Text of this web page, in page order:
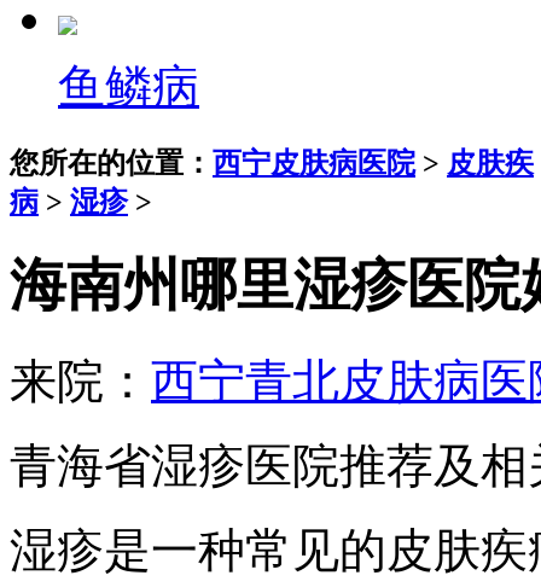
鱼鳞病
您所在的位置： 西宁皮肤病医院> 皮肤疾
病 > 湿疹>
海南州哪里湿疹医院
来院： 西宁青北皮肤病医
青海省湿疹医院推荐及相
湿疹是一种常见的皮肤